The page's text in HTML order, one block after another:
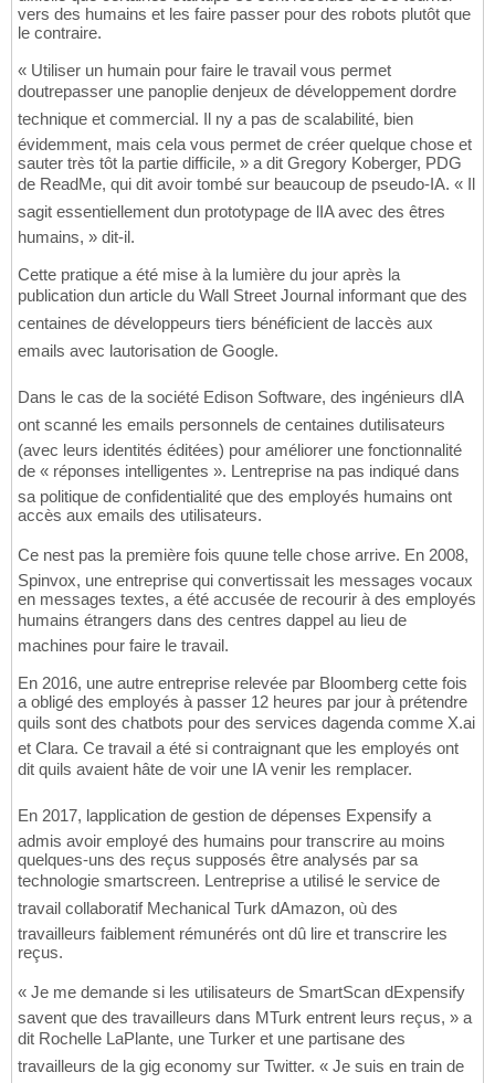
vers des humains et les faire passer pour des robots plutôt que
le contraire.
« Utiliser un humain pour faire le travail vous permet
doutrepasser une panoplie denjeux de développement dordre
technique et commercial. Il ny a pas de scalabilité, bien
évidemment, mais cela vous permet de créer quelque chose et
sauter très tôt la partie difficile, » a dit Gregory Koberger, PDG
de ReadMe, qui dit avoir tombé sur beaucoup de pseudo-IA. « Il
sagit essentiellement dun prototypage de lIA avec des êtres
humains, » dit-il.
Cette pratique a été mise à la lumière du jour après la
publication dun article du Wall Street Journal informant que des
centaines de développeurs tiers bénéficient de laccès aux
emails avec lautorisation de Google.
Dans le cas de la société Edison Software, des ingénieurs dIA
ont scanné les emails personnels de centaines dutilisateurs
(avec leurs identités éditées) pour améliorer une fonctionnalité
de « réponses intelligentes ». Lentreprise na pas indiqué dans
sa politique de confidentialité que des employés humains ont
accès aux emails des utilisateurs.
Ce nest pas la première fois quune telle chose arrive. En 2008,
Spinvox, une entreprise qui convertissait les messages vocaux
en messages textes, a été accusée de recourir à des employés
humains étrangers dans des centres dappel au lieu de
machines pour faire le travail.
En 2016, une autre entreprise relevée par Bloomberg cette fois
a obligé des employés à passer 12 heures par jour à prétendre
quils sont des chatbots pour des services dagenda comme X.ai
et Clara. Ce travail a été si contraignant que les employés ont
dit quils avaient hâte de voir une IA venir les remplacer.
En 2017, lapplication de gestion de dépenses Expensify a
admis avoir employé des humains pour transcrire au moins
quelques-uns des reçus supposés être analysés par sa
technologie smartscreen. Lentreprise a utilisé le service de
travail collaboratif Mechanical Turk dAmazon, où des
travailleurs faiblement rémunérés ont dû lire et transcrire les
reçus.
« Je me demande si les utilisateurs de SmartScan dExpensify
savent que des travailleurs dans MTurk entrent leurs reçus, » a
dit Rochelle LaPlante, une Turker et une partisane des
travailleurs de la gig economy sur Twitter. « Je suis en train de